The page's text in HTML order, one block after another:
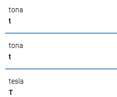
tona
t
tona
t
tesla
T